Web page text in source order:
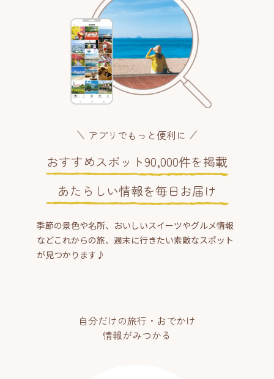
アプリでもっと便利に
おすすめスポット90,000件を掲載
あたらしい情報を毎日お届け
季節の景色や名所、おいしいスイーツやグルメ情報
などこれからの旅、週末に行きたい素敵なスポット
が見つかります♪
自分だけの旅行・おでかけ
情報がみつかる